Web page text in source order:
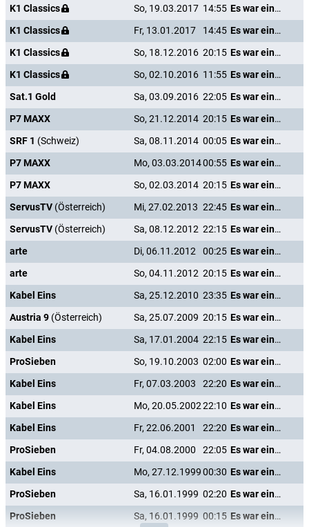
K1 Classics
So, 19.03.2017 14:55
Es war einmal in Amerika
K1 Classics
Fr, 13.01.2017 14:45
Es war einmal in Amerika
K1 Classics
So, 18.12.2016 20:15
Es war einmal in Amerika
K1 Classics
So, 02.10.2016 11:55
Es war einmal in Amerika
Sat.1 Gold
Sa, 03.09.2016 22:05
Es war einmal in Amerika
P7 MAXX
So, 21.12.2014 20:15
Es war einmal in Amerika
SRF 1 (Schweiz) Sa, 08.11.2014 00:05
Es war einmal in Amerika
P7 MAXX
Mo, 03.03.201400:55
Es war einmal in Amerika
P7 MAXX
So, 02.03.2014 20:15
Es war einmal in Amerika
ServusTV (Österreich) Mi, 27.02.2013 22:45
Es war einmal in Amerika
ServusTV (Österreich) Sa, 08.12.2012 22:15
Es war einmal in Amerika
arte
Di, 06.11.2012 00:25
Es war einmal in Amerika
arte
So, 04.11.2012 20:15
Es war einmal in Amerika
Kabel Eins
Sa, 25.12.2010 23:35
Es war einmal in Amerika
Austria 9 (Österreich) Sa, 25.07.2009 20:15
Es war einmal in Amerika
Kabel Eins
Sa, 17.01.2004 22:15
Es war einmal in Amerika
ProSieben
So, 19.10.2003 02:00
Es war einmal in Amerika
Kabel Eins
Fr, 07.03.2003 22:20
Es war einmal in Amerika
Kabel Eins
Mo, 20.05.200222:10
Es war einmal in Amerika
Kabel Eins
Fr, 22.06.2001 22:20
Es war einmal in Amerika
ProSieben
Fr, 04.08.2000 22:05
Es war einmal in Amerika
Kabel Eins
Mo, 27.12.199900:30
Es war einmal in Amerika
ProSieben
Sa, 16.01.1999 02:20
Es war einmal in Amerika
ProSieben
Sa, 16.01.1999 00:15
Es war einmal in Amerika